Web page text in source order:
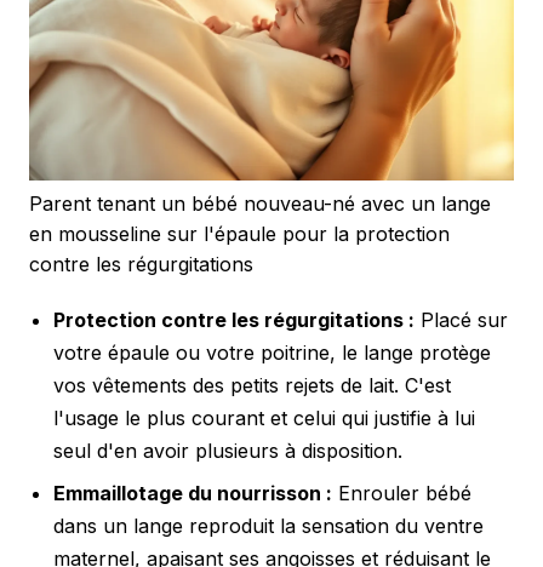
Parent tenant un bébé nouveau-né avec un lange
en mousseline sur l'épaule pour la protection
contre les régurgitations
Protection contre les régurgitations : Placé sur
votre épaule ou votre poitrine, le lange protège
vos vêtements des petits rejets de lait. C'est
l'usage le plus courant et celui qui justifie à lui
seul d'en avoir plusieurs à disposition.
Emmaillotage du nourrisson : Enrouler bébé
dans un lange reproduit la sensation du ventre
maternel, apaisant ses angoisses et réduisant le